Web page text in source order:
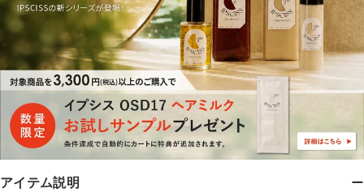
アイテム説明